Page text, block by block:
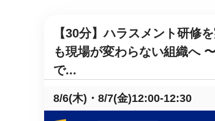
AI人材育成：タイムマネジメント
AIでタスクの優先順位を瞬時に判
断。 時間の管理からエネルギーの
AI人材育成：プロジェクトマネ
【30分】ハラスメント研修
も現場が変わらない組織へ
で...
8/6(木)・8/7(金)12:00-12:30